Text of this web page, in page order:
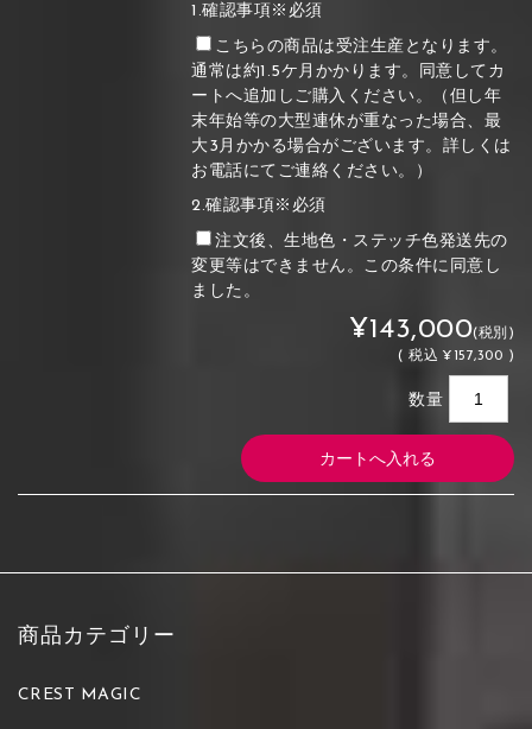
1.確認事項※必須
こちらの商品は受注生産となります。
通常は約1.5ケ月かかります。同意してカ
ートへ追加しご購入ください。（但し年
末年始等の大型連休が重なった場合、最
大3月かかる場合がございます。詳しくは
お電話にてご連絡ください。）
2.確認事項※必須
注文後、生地色・ステッチ色発送先の
変更等はできません。この条件に同意し
ました。
¥143,000(税別)
(税込 ¥157,300 )
数量
商品カテゴリー
CREST MAGIC